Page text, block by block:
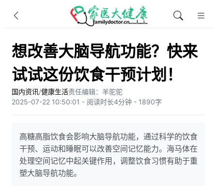
想改善大脑导航功能？快来
试试这份饮食干预计划！
国内资讯/健康生活责任编辑：羊驼驼
2025-07-22 10:50:01 - 阅读时长4分钟 - 1890字
高糖高脂饮食会影响大脑导航功能，通过科学的饮食
干预、运动和睡眠可以改善空间记忆能力。海马体在
处理空间记忆中起关键作用，调整饮食习惯有助于重
塑大脑导航功能。